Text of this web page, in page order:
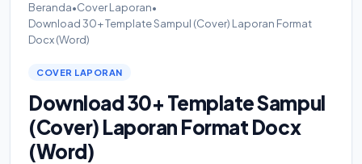
Beranda•Cover Laporan•
Download 30+ Template Sampul (Cover) Laporan Format
Docx (Word)
COVER LAPORAN
Download 30+ Template Sampul
(Cover) Laporan Format Docx
(Word)